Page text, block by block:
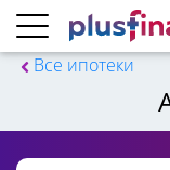
Все ипотеки